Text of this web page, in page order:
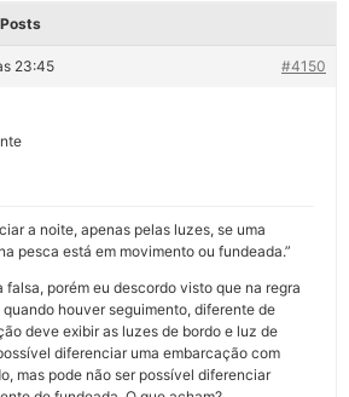
Posts
23:45 #4150
a noite, apenas pelas luzes, se uma
pesca está em movimento ou fundeada.”
porém eu descordo visto que na regra
quando houver seguimento, diferente de
deve exibir as luzes de bordo e luz de
diferenciar uma embarcação com
mas pode não ser possível diferenciar